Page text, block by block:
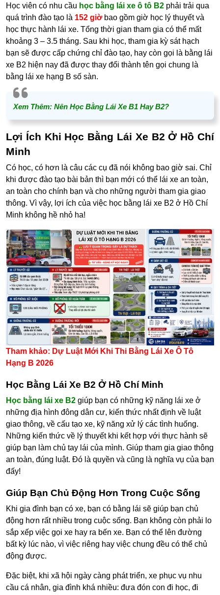
Học viên có nhu cầu học bằng lái xe ô tô B2 phải trải qua
quá trình đào tạo là 152 giờbao gồm giờ học lý thuyết và
học thực hành lái xe. Tổng thời gian tham gia có thể mất
khoảng 3 – 3.5 tháng. Sau khi học, tham gia kỳ sát hạch
bạn sẽ được cấp chứng chỉ đào tạo, hay còn gọi là bằng lái
xe B2 hiện nay đã được thay đổi thành tên gọi chung là
bằng lái xe hạng B số sàn.
Xem Thêm: Nên Học Bằng Lái Xe B1 Hay B2?
Lợi Ích Khi Học Bằng Lái Xe B2 Ở Hồ Chí
Minh
Có học, có hơn là câu các cụ đã nói không bao giờ sai. Chỉ
khi được đào tạo bài bản thì bạn mới có thể lái xe an toàn,
an toàn cho chính bạn và cho những người tham gia giao
thông. Vì vậy, lợi ích của việc học bằng lái xe B2 ở Hồ Chí
Minh không hề nhỏ ha!
Tham khảo: Dự Luật Mới Khi Thi Bằng Lái Xe Ô Tô
Hạng B 2026
Học Bằng Lái Xe B2 Ở Hồ Chí Minh
Học bằng lái xe B2 giúp bạn có những kỹ năng lái xe ở
những địa hình đông dân cư, kiến thức nhất định về luật
giao thông, về cấu tạo xe, kỹ năng xử lý các tình huống.
Những kiến thức về lý thuyết khi kết hợp với thực hành sẽ
giúp bạn làm chủ tay lái của mình. Giúp tham gia giao thông
an toàn, đúng luật. Đó là quyền và cũng là nghĩa vụ của bạn
đấy!
Giúp Bạn Chủ Động Hơn Trong Cuộc Sống
Khi gia đình bạn có xe, bạn có bằng lái sẽ giúp bạn chủ
động hơn rất nhiều trong cuộc sống. Bạn không còn phải lo
sắp xếp việc gọi xe hay ra bến xe. Bạn có thể lên đường
bất kỳ lúc nào, vì việc riêng hay việc chung đều có thể chủ
động được.
Đặc biệt, khi xã hội ngày càng phát triển, xe phục vụ nhu
cầu cá nhân, gia đình khá nhiều: đưa đón con đi học, đi